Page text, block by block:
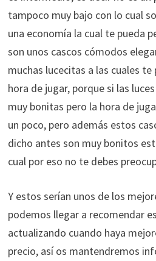
tampoco muy bajo con lo cual
una economía la cual te pueda
son unos cascos cómodos
muchas lucecitas a las cuales
hora de jugar, porque si las
muy bonitas pero la hora de
un poco, pero además estos
dicho antes son muy bonitos
cual por eso no te debes
Y estos serían unos de los
podemos llegar a recomendar
actualizando cuando haya
precio, así os mantendremos